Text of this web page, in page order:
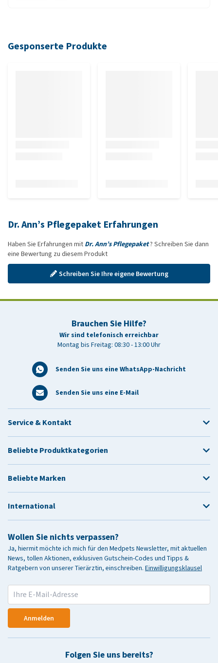
Gesponserte Produkte
Dr. Ann’s Pflegepaket Erfahrungen
Haben Sie Erfahrungen mit Dr. Ann’s Pflegepaket? Schreiben Sie dann
eine Bewertung zu diesem Produkt
Schreiben Sie Ihre eigene Bewertung
Brauchen Sie Hilfe?
Wir sind telefonisch erreichbar
Montag bis Freitag: 08:30 - 13:00 Uhr
Senden Sie uns eine WhatsApp-Nachricht
Senden Sie uns eine E-Mail
Wollen Sie nichts verpassen?
Ja, hiermit möchte ich mich für den Medpets Newsletter, mit aktuellen
News, tollen Aktionen, exklusiven Gutschein-Codes und Tipps &
Ratgebern von unserer Tierärztin, einschreiben. Einwilligungsklausel
Anmelden
Folgen Sie uns bereits?
Service & Kontakt
Beliebte Produktkategorien
Beliebte Marken
International